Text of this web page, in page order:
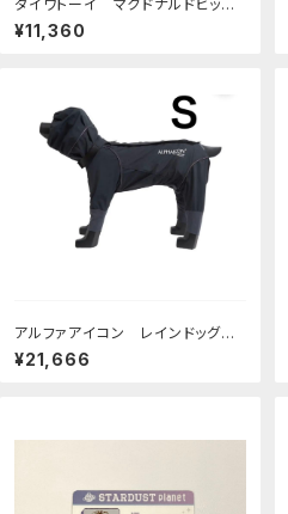
ダイワトーイ マクドナルドビッグ
セット
¥11,360
アルファアイコン レインドッグガ
ードALPHAICON レインコート
Ｓ
¥21,666